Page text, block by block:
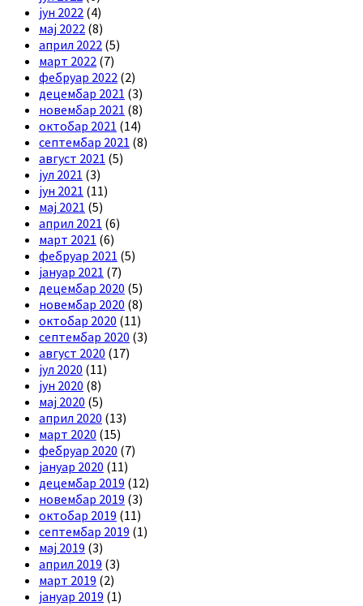
јун 2022 (4)
мај 2022 (8)
април 2022 (5)
март 2022 (7)
фебруар 2022 (2)
децембар 2021 (3)
новембар 2021 (8)
октобар 2021 (14)
септембар 2021 (8)
август 2021 (5)
јул 2021 (3)
јун 2021 (11)
мај 2021 (5)
април 2021 (6)
март 2021 (6)
фебруар 2021 (5)
јануар 2021 (7)
децембар 2020 (5)
новембар 2020 (8)
октобар 2020 (11)
септембар 2020 (3)
август 2020 (17)
јул 2020 (11)
јун 2020 (8)
мај 2020 (5)
април 2020 (13)
март 2020 (15)
фебруар 2020 (7)
јануар 2020 (11)
децембар 2019 (12)
новембар 2019 (3)
октобар 2019 (11)
септембар 2019 (1)
мај 2019 (3)
април 2019 (3)
март 2019 (2)
јануар 2019 (1)